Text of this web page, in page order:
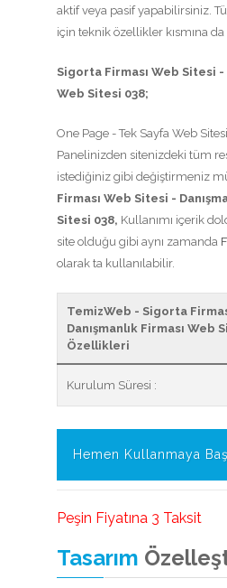
aktif veya pasif yapabilirsiniz.
için teknik özellikler kısmına da
Sigorta Firması Web Sitesi -
Web Sitesi 038;
One Page - Tek Sayfa Web
Panelinizden sitenizdeki tüm
istediğiniz gibi değiştirmeniz
Firması Web Sitesi -
Sitesi 038, Kullanımı içerik
site olduğu gibi aynı zamanda
olarak ta kullanılabilir.
TemizWeb - Sigorta
Danışmanlık Firması Web
Özellikleri
Kurulum Süresi :
Hemen Kullanmaya
Peşin Fiyatına 3 Taksit
Tasarım